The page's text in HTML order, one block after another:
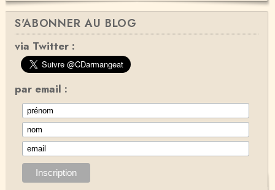
S'ABONNER AU BLOG
via Twitter :
par email :